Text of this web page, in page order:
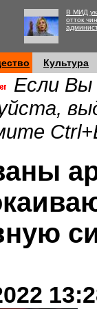
В МИД
отток
Культура
Если Вы